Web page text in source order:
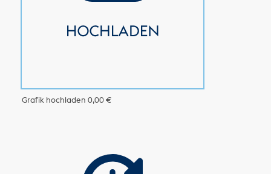
Grafik hochladen 0,00 €